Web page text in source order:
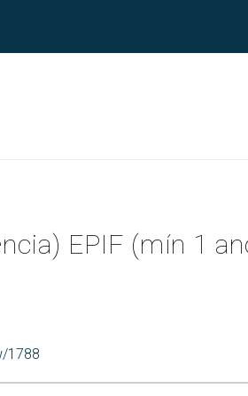
EPIF (mín 1
1788